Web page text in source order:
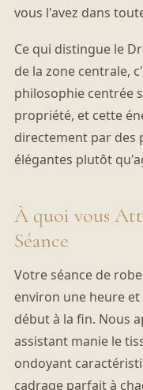
vous l'avez dans
Ce qui distingue le
de la zone centrale,
philosophie centrée
propriété, et cette
directement par des
élégantes plutôt
À quoi vous
Séance
Votre séance de
environ une heure
début à la fin. Nous
assistant manie le
ondoyant
cadrage parfait à